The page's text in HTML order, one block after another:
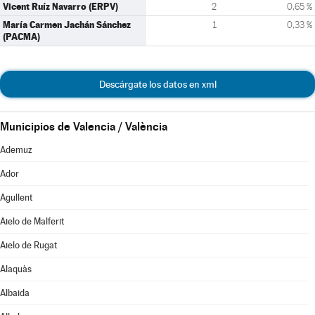
Vicent Ruíz Navarro (ERPV) 2 0,65 %
María Carmen Jachán Sánchez
(PACMA)
1 0,33 %
Descárgate los datos en xml
Municipios de Valencia / València
Ademuz
Ador
Agullent
Aielo de Malferit
Aielo de Rugat
Alaquàs
Albaida